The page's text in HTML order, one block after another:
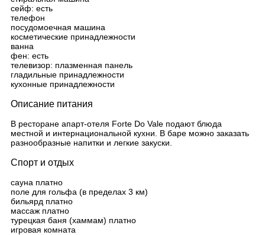
сейф: есть
телефон
посудомоечная машина
косметические принадлежности
ванна
фен: есть
телевизор: плазменная панель
гладильные принадлежности
кухонные принадлежности
Описание питания
В ресторане апарт-отеля Forte Do Vale подают блюда
местной и интернациональной кухни. В баре можно заказать
разнообразные напитки и легкие закуски.
Спорт и отдых
сауна платно
поле для гольфа (в пределах 3 км)
бильярд платно
массаж платно
турецкая баня (хаммам) платно
игровая комната